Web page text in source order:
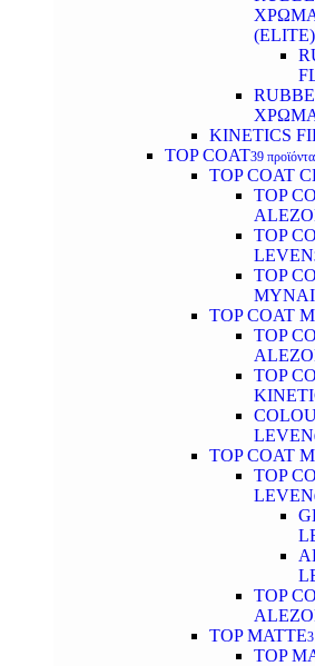
ΧΡΩΜΑ
(ELITE)
ΧΡΩΜΑ
KINETICS
TOP COAT39 προϊόντα
TOP COAT
TOP
TOP
LEVEN
TOP
TOP COAT
TOP
TOP
LEVEN
TOP COAT
TOP
LEVEN
TOP
TOP MATTE
TOP